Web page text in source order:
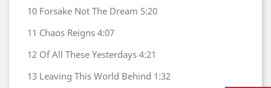
10 Forsake Not The Dream 5:20
11 Chaos Reigns 4:07
12 Of All These Yesterdays 4:21
13 Leaving This World Behind 1:32